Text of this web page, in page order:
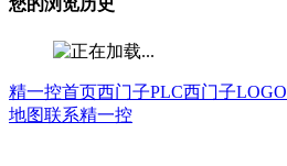
您的浏览历史
精一控首页西门子PLC西门子LOGO
地图联系精一控